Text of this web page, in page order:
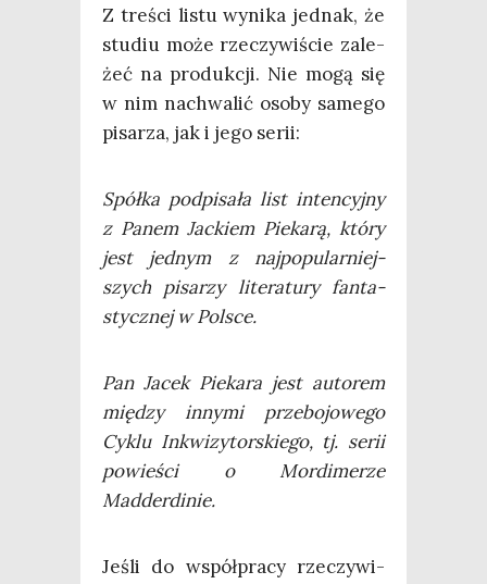
Z tre­ści listu wyni­ka jed­nak, że
stu­diu może rze­czy­wi­ście zale­
żeć na pro­duk­cji. Nie mogą się
w nim nachwa­lić oso­by same­go
pisa­rza, jak i jego serii:
Spół­ka pod­pi­sa­ła list inten­cyj­ny
z Panem Jac­kiem Pie­ka­rą, któ­ry
jest jed­nym z naj­po­pu­lar­niej­
szych pisa­rzy lite­ra­tu­ry fan­ta­
stycz­nej w Polsce.
Pan Jacek Pie­ka­ra jest auto­rem
mię­dzy inny­mi prze­bo­jo­we­go
Cyklu Inkwi­zy­tor­skie­go, tj. serii
powie­ści o Mor­di­me­rze
Madderdinie.
Jeśli do współ­pra­cy rze­czy­wi­